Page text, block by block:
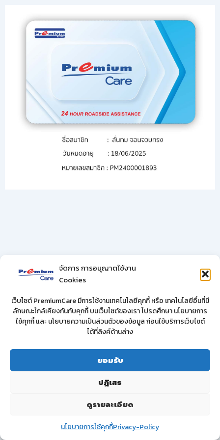
จัดการ การอนุญาตใช้งาน
Cookies
เว็บไซต์ PremiumCare มีการใช้งานเทคโนโลยีคุกกี้ หรือ เทคโนโลยีอื่นที่มี
ลักษณะใกล้เคียงกันกับคุกกี้ บนเว็บไซต์ของเรา โปรดศึกษา นโยบายการ
ใช้คุกกี้ และ นโยบายความเป็นส่วนตัวของข้อมูล ก่อนใช้บริการเว็บไซต์
ได้ที่ลิงค์ด้านล่าง
ยอมรับ
ปฏิเสธ
ดูรายละเอียด
นโยบายการใช้คุกกี้Privacy-Policy